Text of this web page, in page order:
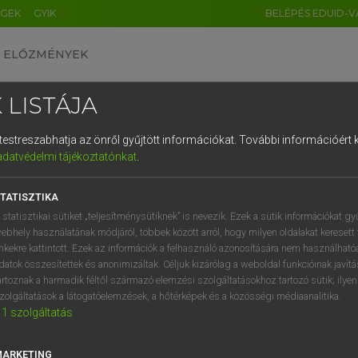
GYIK BELÉPÉS EDUID-
ELŐZMÉNYEK
uniós terminológiai szótár
VAN ELŐFIZETÉSED?
előfizetésem a teljes szócikk
NINCS ELŐFIZETÉSED?
LISTÁJA
az önről gyűjtött információkat. További információért
tájékoztatónkat.
statisztikai sütiket „teljesítménysütiknek” is nevezik. Ezek a sütik információkat
használatának módjáról, többek között arról, hogy milyen oldalakat keresett
kattintott. Ezek az információk a felhasználó azonosítására nem
összesítettek és anonimizáltak. Céljuk kizárólag a weboldal funkcióinak
a harmadik féltől származó elemzési szolgáltatásokhoz tartozó sütik;
a látogatóelemzések, a hőtérképek és a közösségi médiaanalitika.
1 szolgáltatás
DE CN FR ES IT NL
1 2 3 4 5 6 7 8 9
q w e r t z u i
a s d f g h j k l é
í y x c v b n m , .